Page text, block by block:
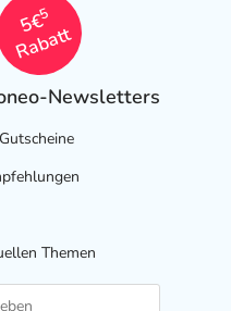
5€
5
Rabatt
Newsletters
Themen